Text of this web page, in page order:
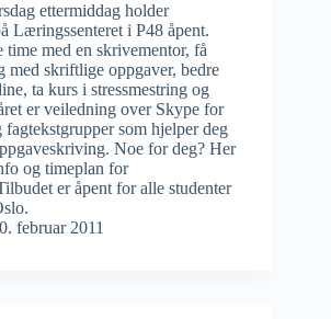
ettermiddag holder
Læringssenteret i P48 åpent.
med en skrivementor, få
med skriftlige oppgaver, bedre
ta kurs i stressmestring og
er veiledning over Skype for
fagtekstgrupper som hjelper deg
Noe for deg? Her
og timeplan for
er åpent for alle studenter
februar 2011